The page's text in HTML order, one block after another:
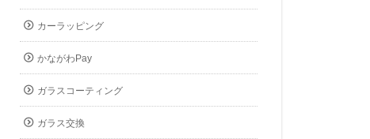
カーラッピング
かながわPay
ガラスコーティング
ガラス交換